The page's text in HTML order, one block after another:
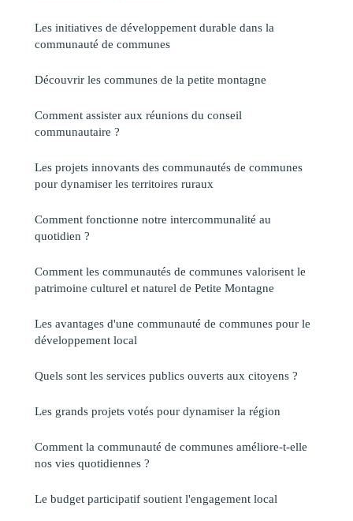
Les initiatives de développement durable dans la
communauté de communes
Découvrir les communes de la petite montagne
Comment assister aux réunions du conseil
communautaire ?
Les projets innovants des communautés de communes
pour dynamiser les territoires ruraux
Comment fonctionne notre intercommunalité au
quotidien ?
Comment les communautés de communes valorisent le
patrimoine culturel et naturel de Petite Montagne
Les avantages d'une communauté de communes pour le
développement local
Quels sont les services publics ouverts aux citoyens ?
Les grands projets votés pour dynamiser la région
Comment la communauté de communes améliore-t-elle
nos vies quotidiennes ?
Le budget participatif soutient l'engagement local